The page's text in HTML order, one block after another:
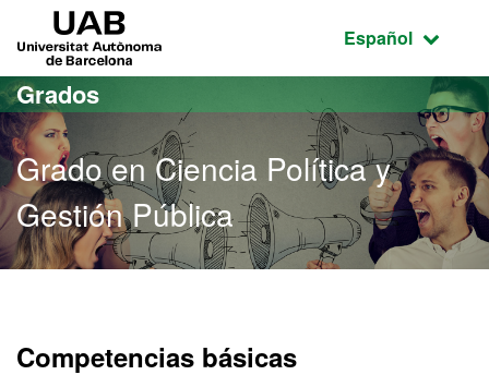
Acceso al contenido principal
Acceso a la navegación de la página
Idioma
Español
Grados
Grado en Ciencia Política y
Gestión Pública
Competencias básicas